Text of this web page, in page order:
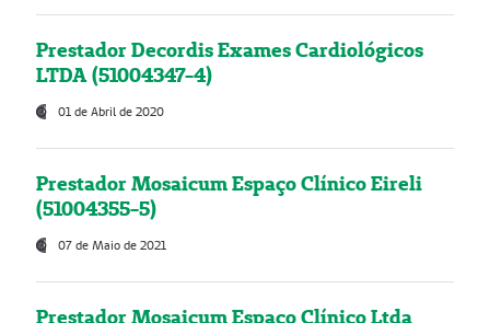
Prestador Decordis Exames Cardiológicos
LTDA (51004347-4)
01 de Abril de 2020
Prestador Mosaicum Espaço Clínico Eireli
(51004355-5)
07 de Maio de 2021
Prestador Mosaicum Espaço Clínico Ltda